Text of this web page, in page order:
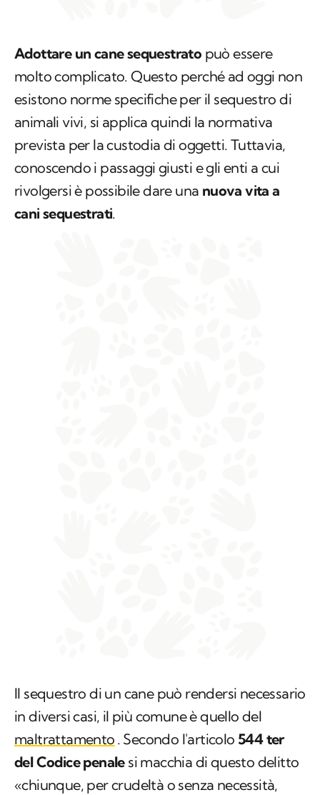
Adottare un cane sequestrato può essere
molto complicato. Questo perché ad oggi non
esistono norme specifiche per il sequestro di
animali vivi, si applica quindi la normativa
prevista per la custodia di oggetti. Tuttavia,
conoscendo i passaggi giusti e gli enti a cui
rivolgersi è possibile dare una nuova vita a
cani sequestrati.
Il sequestro di un cane può rendersi necessario
in diversi casi, il più comune è quello del
maltrattamento . Secondo l'articolo544 ter
del Codice penalesi macchia di questo delitto
«chiunque, per crudeltà o senza necessità,